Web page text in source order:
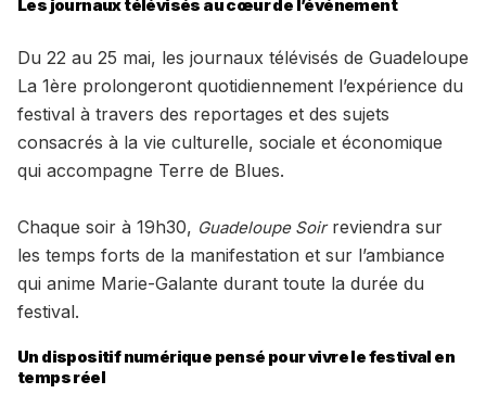
Les journaux télévisés au cœur de l’événement
Du 22 au 25 mai, les journaux télévisés de Guadeloupe
La 1ère prolongeront quotidiennement l’expérience du
festival à travers des reportages et des sujets
consacrés à la vie culturelle, sociale et économique
qui accompagne Terre de Blues.
Chaque soir à 19h30, Guadeloupe Soirreviendra sur
les temps forts de la manifestation et sur l’ambiance
qui anime Marie-Galante durant toute la durée du
festival.
Un dispositif numérique pensé pour vivre le festival en
temps réel